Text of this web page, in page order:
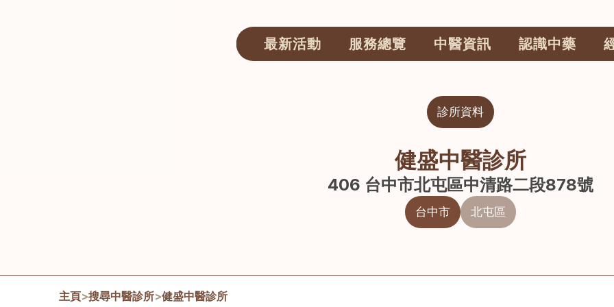
最新活動 服務總覽 中醫資訊 認識中藥
診所資料
健盛中醫診所
406 台中市北屯區中清路二段878號
台中市 北屯區
主頁>搜尋中醫診所>健盛中醫診所